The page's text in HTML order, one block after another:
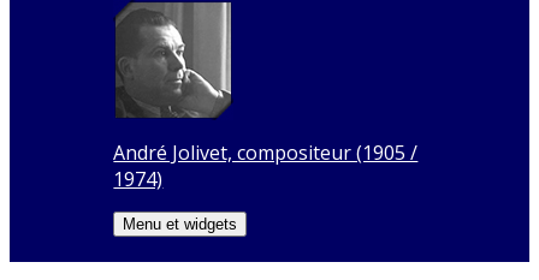
André Jolivet, compositeur (1905 /
1974)
Menu et widgets